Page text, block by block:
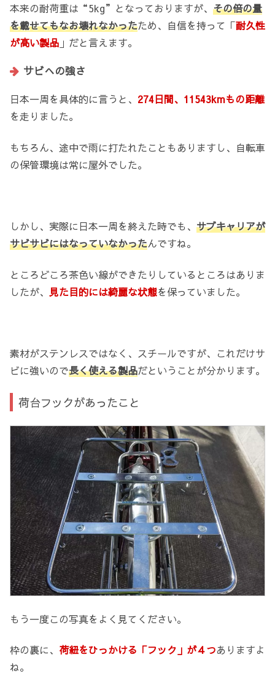
本来の耐荷重は“5kg”となっておりますが、 その倍の量
を載せてもなお壊れなかったため、自信を持って「耐久性
が高い製品 」だと言えます。
サビへの強さ
日本一周を具体的に言うと、 274日間、11543kmもの距離
を走りました。
もちろん、途中で雨に打たれたこともありますし、自転車
の保管環境は常に屋外でした。
しかし、実際に日本一周を終えた時でも、 サブキャリアが
サビサビにはなっていなかったんですね。
ところどころ茶色い線ができたりしているところはありま
したが、 見た目的には綺麗な状態を保っていました。
素材がステンレスではなく、スチールですが、これだけサ
ビに強いので長く使える製品だということが分かります。
荷台フックがあったこと
もう一度この写真をよく見てください。
枠の裏に、 荷紐をひっかける「フック」が４つありますよ
ね。